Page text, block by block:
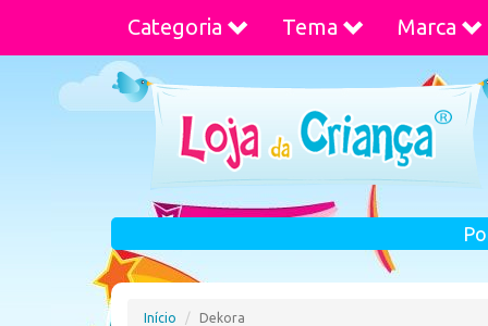
Categoria Tema Marca
Início Dekora